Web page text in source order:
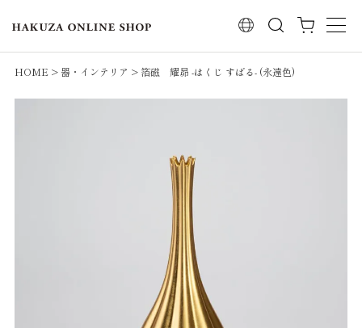
検索
HOME 器・インテリア 箔磁 耀昴 -はくじ すばる- (永遠色)